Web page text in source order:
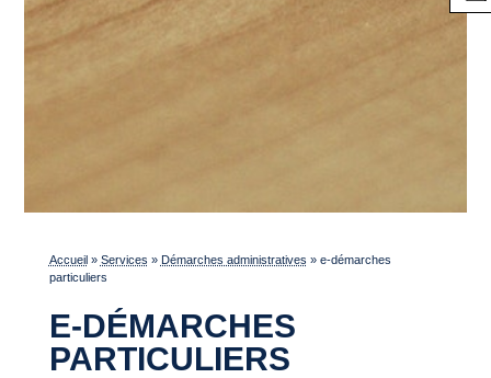
Accueil » Services » Démarches administratives » e-démarches
particuliers
E-DÉMARCHES
PARTICULIERS